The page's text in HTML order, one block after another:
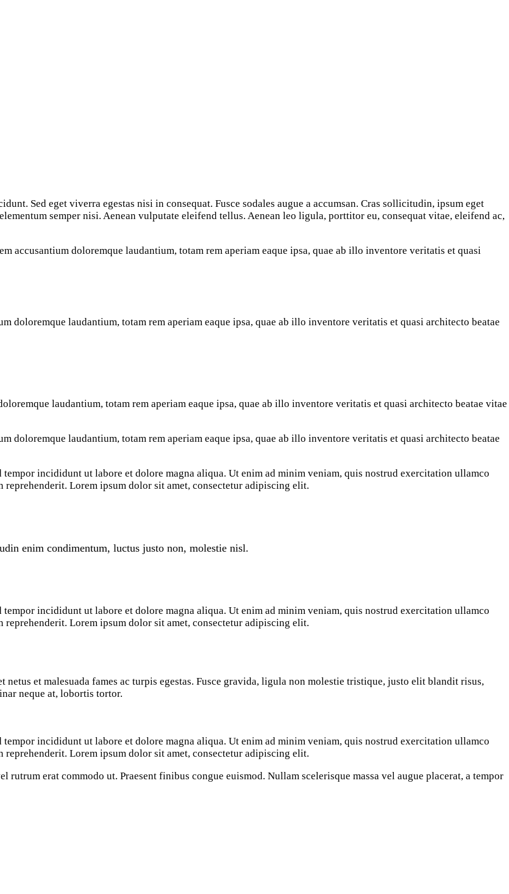
Sed eget viverra egestas nisi in consequat. Fusce sodales augue a accumsan. Cras sollicitudin, ipsum eget
semper nisi. Aenean vulputate eleifend tellus. Aenean leo ligula, porttitor eu, consequat vitae, eleifend ac,
accusantium doloremque laudantium, totam rem aperiam eaque ipsa, quae ab illo inventore veritatis et quasi
doloremque laudantium, totam rem aperiam eaque ipsa, quae ab illo inventore veritatis et quasi architecto beatae
laudantium, totam rem aperiam eaque ipsa, quae ab illo inventore veritatis et quasi architecto beatae vitae
doloremque laudantium, totam rem aperiam eaque ipsa, quae ab illo inventore veritatis et quasi architecto beatae
incididunt ut labore et dolore magna aliqua. Ut enim ad minim veniam, quis nostrud exercitation ullamco
Lorem ipsum dolor sit amet, consectetur adipiscing elit.
enim condimentum, luctus justo non, molestie nisl.
incididunt ut labore et dolore magna aliqua. Ut enim ad minim veniam, quis nostrud exercitation ullamco
Lorem ipsum dolor sit amet, consectetur adipiscing elit.
et malesuada fames ac turpis egestas. Fusce gravida, ligula non molestie tristique, justo elit blandit risus,
neque at, lobortis tortor.
incididunt ut labore et dolore magna aliqua. Ut enim ad minim veniam, quis nostrud exercitation ullamco
Lorem ipsum dolor sit amet, consectetur adipiscing elit.
erat commodo ut. Praesent finibus congue euismod. Nullam scelerisque massa vel augue placerat, a tempor